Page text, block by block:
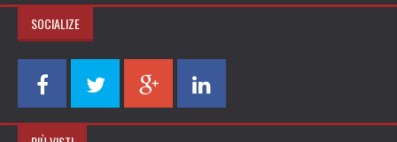
SOCIALIZE